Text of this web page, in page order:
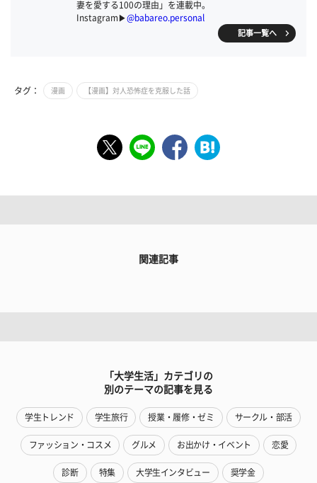
妻を愛する100の理由」を連載中。
Instagram▶@babareo.personal
記事一覧へ
タグ： 漫画 【漫画】対人恐怖症を克服した話
関連記事
「大学生活」カテゴリの
別のテーマの記事を見る
学生トレンド 学生旅行 授業・履修・ゼミ サークル・部活
ファッション・コスメ グルメ お出かけ・イベント 恋愛
診断 特集 大学生インタビュー 奨学金